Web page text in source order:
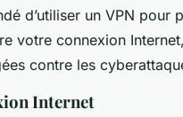
d’utiliser un VPN pour
votre connexion
contre les
Internet